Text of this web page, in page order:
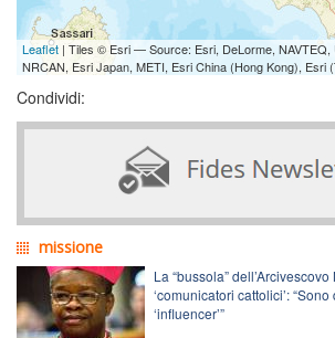
Leaflet | Tiles © Esri — Source: Esri, DeLorme, NAVTEQ,
NRCAN, Esri Japan, METI, Esri China (Hong Kong), Esri
Condividi:
missione
La “bussola”
‘comunicatori cattolici’:
‘influencer’”